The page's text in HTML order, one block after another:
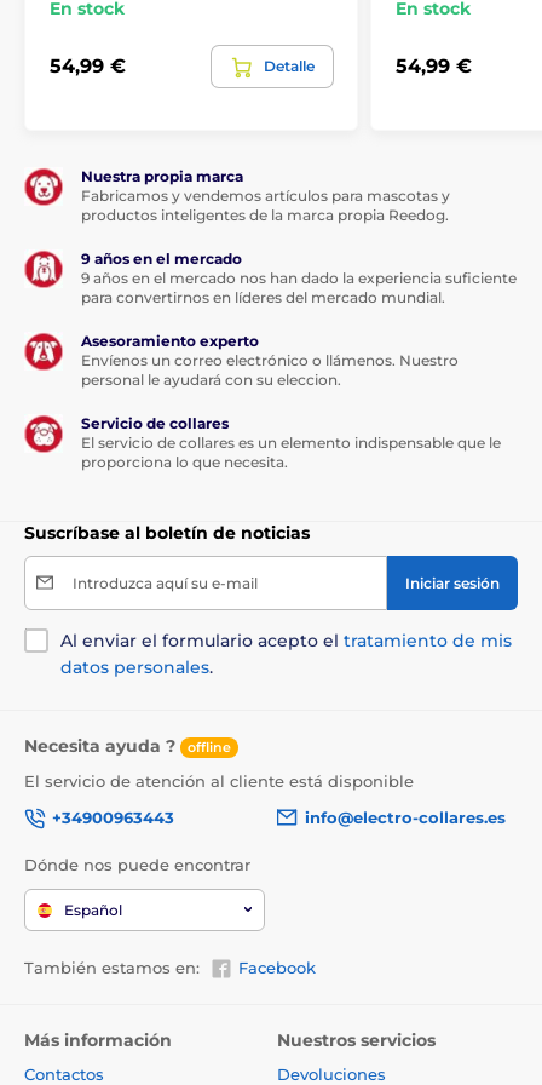
En stock
54,99 € Detalle
En stock
54,99 €
Nuestra propia marca
Fabricamos y vendemos artículos para mascotas y
productos inteligentes de la marca propia Reedog.
9 años en el mercado
9 años en el mercado nos han dado la experiencia suficiente
para convertirnos en líderes del mercado mundial.
Asesoramiento experto
Envíenos un correo electrónico o llámenos. Nuestro
personal le ayudará con su eleccion.
Servicio de collares
El servicio de collares es un elemento indispensable que le
proporciona lo que necesita.
Suscríbase al boletín de noticias
Introduzca aquí su e-mail Iniciar sesión
Al enviar el formulario acepto el tratamiento de mis
datos personales.
Necesita ayuda ? offline
El servicio de atención al cliente está disponible
+34900963443
info@electro-collares.es
Dónde nos puede encontrar
Español
También estamos en: Facebook
Más información
Contactos
Nuestros servicios
Devoluciones